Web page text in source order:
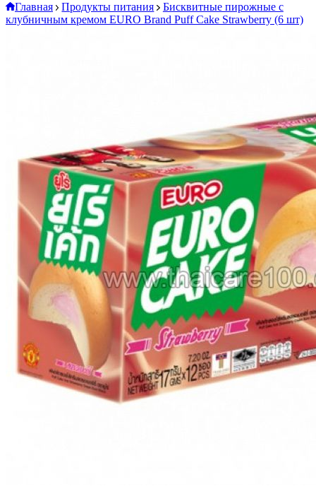
Главная Продукты питания
Бисквитные пирожные с
клубничным кремом EURO Brand Puff Cake Strawberry (6 шт)